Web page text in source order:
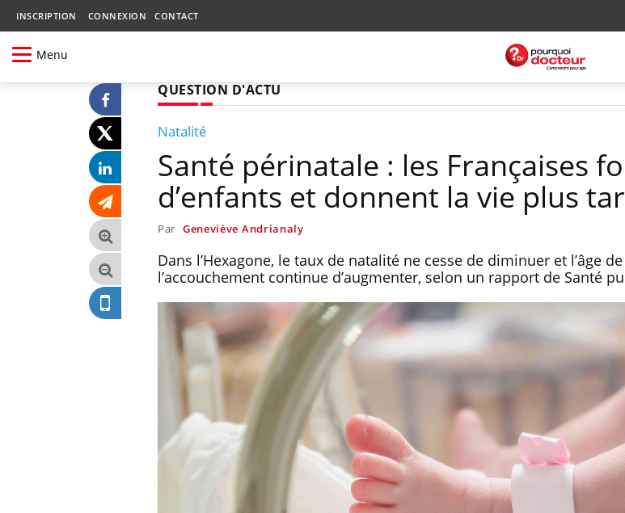
INSCRIPTION CONNEXION CONTACT
Menu
QUESTION D'ACTU
Natalité
Santé périnatale : les Françaises
d’enfants et donnent la vie plus
Par Geneviève Andrianaly
Dans l’Hexagone, le taux de natalité ne cesse de diminuer et l’âge
l’accouchement continue d’augmenter, selon un rapport de Santé